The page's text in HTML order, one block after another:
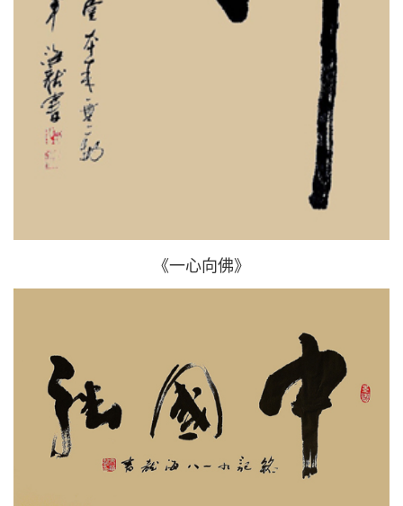
《一心向佛》